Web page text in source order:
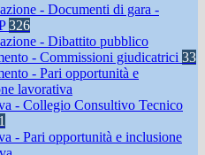
- Documenti di gara -
326
- Dibattito pubblico
- Commissioni giudicatrici 33
- Pari opportunità e
lavorativa
- Collegio Consultivo Tecnico
1
- Pari opportunità e inclusione